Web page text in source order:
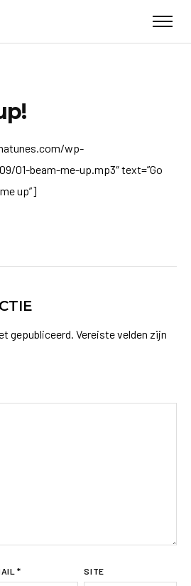
wp-
01-beam-me-up.mp3″ text=”Go
up”]
gepubliceerd. Vereiste velden zijn
* SITE